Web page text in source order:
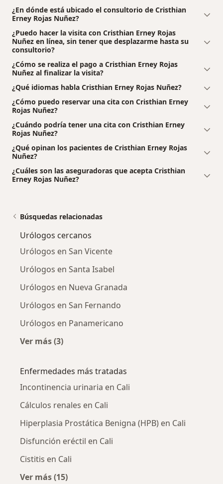
¿En dónde está ubicado el consultorio de Cristhian
Erney Rojas Nuñez?
¿Puedo hacer la visita con Cristhian Erney Rojas
Nuñez en línea, sin tener que desplazarme hasta su
consultorio?
¿Cómo se realiza el pago a Cristhian Erney Rojas
Nuñez al finalizar la visita?
¿Qué idiomas habla Cristhian Erney Rojas Nuñez?
¿Cómo puedo reservar una cita con Cristhian Erney
Rojas Nuñez?
¿Cuándo podría tener una cita con Cristhian Erney
Rojas Nuñez?
¿Qué opinan los pacientes de Cristhian Erney Rojas
Nuñez?
¿Cuáles son las aseguradoras que acepta Cristhian
Erney Rojas Nuñez?
Búsquedas relacionadas
Urólogos cercanos
Urólogos en San Vicente
Urólogos en Santa Isabel
Urólogos en Nueva Granada
Urólogos en San Fernando
Urólogos en Panamericano
Ver más (3)
Enfermedades más tratadas
Incontinencia urinaria en Cali
Cálculos renales en Cali
Hiperplasia Prostática Benigna (HPB) en Cali
Disfunción eréctil en Cali
Cistitis en Cali
Ver más (15)